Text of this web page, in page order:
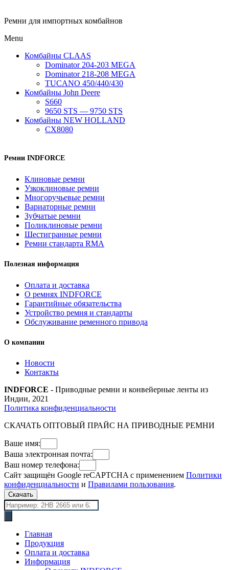
Ремни для импортных комбайнов
Menu
Комбайны CLAAS
Dominator 204-203 MEGA
Dominator 218-208 MEGA
TUCANO 450/440/430
Комбайны John Deere
S660
9650 STS — 9750 STS
Комбайны NEW HOLLAND
CX8080
Ремни INDFORCE
Клиновые ремни
Узкоклиновые ремни
Многоручьевые ремни
Вариаторные ремни
Зубчатые ремни
Поликлиновые ремни
Шестигранные ремни
Ремни стандарта RMA
Полезная информация
Оплата и доставка
О ремнях INDFORCE
Гарантийные обязательства
Устройство ремня и стандарты
Обслуживание ременного привода
О компании
Новости
Контакты
INDFORCE - Приводные ремни и конвейерные ленты из
Индии, 2021
Политика конфиденциальности
СКАЧАТЬ ОПТОВЫЙ ПРАЙС НА ПРИВОДНЫЕ РЕМНИ
Ваше имя:
Ваша электронная почта:
Ваш номер телефона:
Сайт защищён Google reCAPTCHA с применением Политики
конфиденциальности и Правилами пользования.
Скачать
Поиск
товаров
Главная
Продукция
Оплата и доставка
Информация